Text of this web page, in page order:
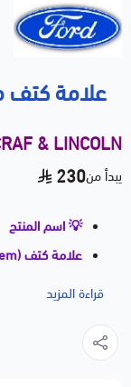
علامة كتف موستنق
& LINCOLN
يبدأ من230
💡 اسم المنتج
علامة كتف (Fender / Side Emblem)
| ⭐⭐⭐
قراءة المزيد